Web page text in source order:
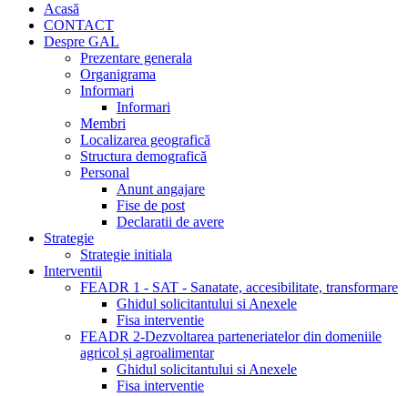
Acasă
CONTACT
Despre GAL
Prezentare generala
Organigrama
Informari
Informari
Membri
Localizarea geografică
Structura demografică
Personal
Anunt angajare
Fise de post
Declaratii de avere
Strategie
Strategie initiala
Interventii
FEADR 1 - SAT - Sanatate, accesibilitate, transformare
Ghidul solicitantului si Anexele
Fisa interventie
FEADR 2-Dezvoltarea parteneriatelor din domeniile
agricol și agroalimentar
Ghidul solicitantului si Anexele
Fisa interventie